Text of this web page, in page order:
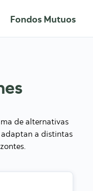
Fondos Mutuos
de alternativas
adaptan a distintas